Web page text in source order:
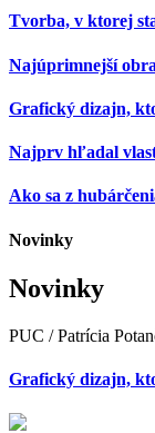
Tvorba, v ktorej
Najúprimnejší
Grafický dizajn,
Najprv hľadal
Ako sa z
Novinky
Novinky
PUC / Patrícia
Grafický dizajn,